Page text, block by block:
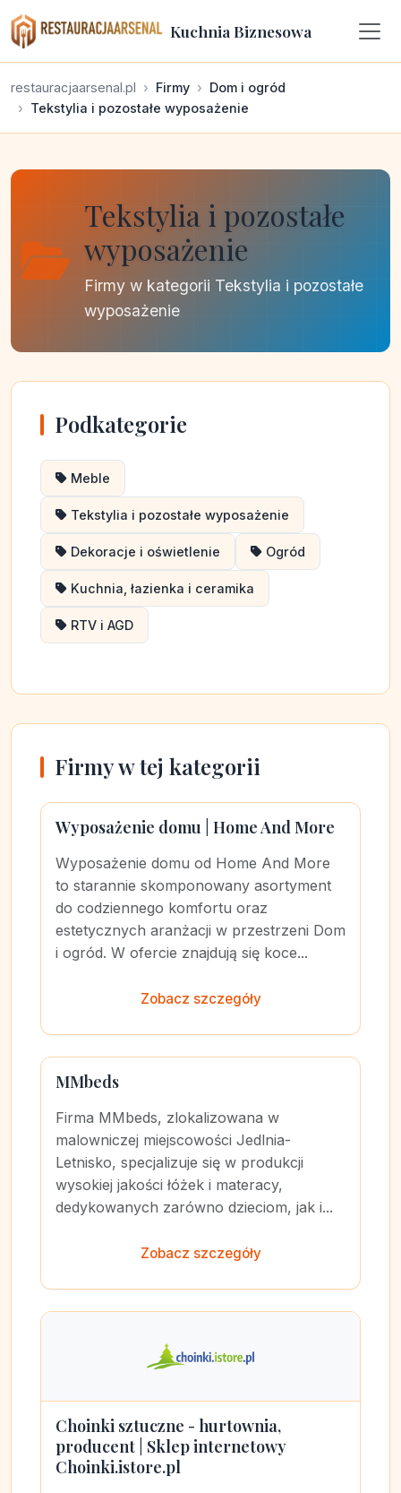
Kuchnia Biznesowa
restauracjaarsenal.pl Firmy
Dom i ogród
Tekstylia i pozostałe wyposażenie
Tekstylia i pozostałe
wyposażenie
Firmy w kategorii Tekstylia i pozostałe
wyposażenie
Podkategorie
Meble
Tekstylia i pozostałe wyposażenie
Dekoracje i oświetlenie Ogród
Kuchnia, łazienka i ceramika
RTV i AGD
Firmy w tej kategorii
Wyposażenie domu | Home And More
Wyposażenie domu od Home And More
to starannie skomponowany asortyment
do codziennego komfortu oraz
estetycznych aranżacji w przestrzeni Dom
i ogród. W ofercie znajdują się koce...
Zobacz szczegóły
MMbeds
Firma MMbeds, zlokalizowana w
malowniczej miejscowości Jedlnia-
Letnisko, specjalizuje się w produkcji
wysokiej jakości łóżek i materacy,
dedykowanych zarówno dzieciom, jak i...
Zobacz szczegóły
Choinki sztuczne - hurtownia,
producent | Sklep internetowy
Choinki.istore.pl